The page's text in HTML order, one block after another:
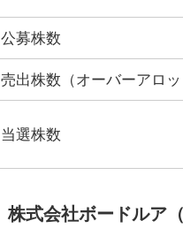
公募株数
売出株数（オーバーアロッ
当選株数
株式会社ボードルア